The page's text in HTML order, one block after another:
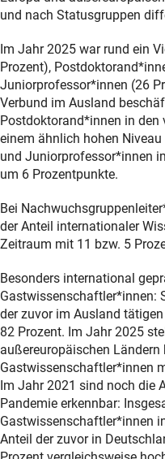
und nach Statusgruppen
Im Jahr 2025 war rund ein
Prozent),
Juniorprofessor*innen (26
Verbund im Ausland
Postdoktorand*innen in den
einem ähnlich hohen
und Juniorprofessor*innen
um 6 Prozentpunkte.
Bei
der Anteil internationaler
Zeitraum mit 11 bzw. 5
Besonders international
Gastwissenschaftler*innen:
der zuvor im Ausland
82 Prozent. Im Jahr 2025
außereuropäischen Ländern
Gastwissenschaftler*innen
Im Jahr 2021 sind noch die
Pandemie erkennbar:
Gastwissenschaftler*innen
Anteil der zuvor in